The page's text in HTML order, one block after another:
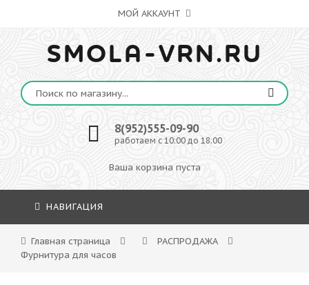
МОЙ АККАУНТ
SMOLA-VRN.RU
8(952)555-09-90
работаем с 10:00 до 18:00
Ваша корзина пуста
НАВИГАЦИЯ
Главная страница
РАСПРОДАЖА
Фурнитура для часов